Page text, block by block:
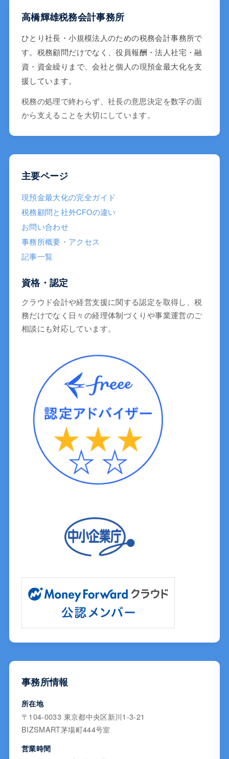
高橋輝雄税務会計事務所
ひとり社長・小規模法人のための税務会計事務所で
す。税務顧問だけでなく、役員報酬・法人社宅・融
資・資金繰りまで、会社と個人の現預金最大化を支
援しています。
税務の処理で終わらず、社長の意思決定を数字の面
から支えることを大切にしています。
主要ページ
現預金最大化の完全ガイド
税務顧問と社外CFOの違い
お問い合わせ
事務所概要・アクセス
記事一覧
資格・認定
クラウド会計や経営支援に関する認定を取得し、税
務だけでなく日々の経理体制づくりや事業運営のご
相談にも対応しています。
事務所情報
所在地
〒104-0033 東京都中央区新川1-3-21
BIZSMART茅場町444号室
営業時間